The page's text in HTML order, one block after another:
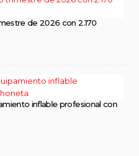
de 2026 con 2.170
inflable profesional con